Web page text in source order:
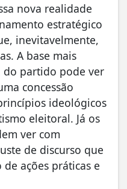
nova realidade
estratégico
inevitavelmente,
A base mais
do partido pode ver
concessão
ideológicos
eleitoral. Já os
ver com
de discurso que
ações práticas e